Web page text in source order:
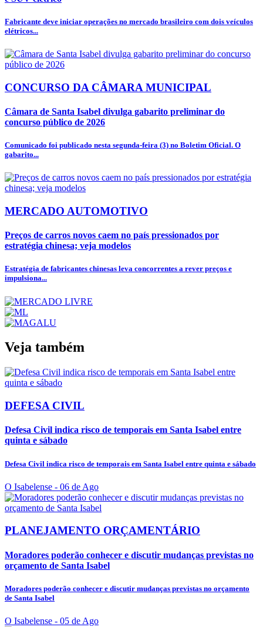
Fabricante deve iniciar operações no mercado brasileiro com dois veículos
elétricos...
CONCURSO DA CÂMARA MUNICIPAL
Câmara de Santa Isabel divulga gabarito preliminar do
concurso público de 2026
Comunicado foi publicado nesta segunda-feira (3) no Boletim Oficial. O
gabarito...
MERCADO AUTOMOTIVO
Preços de carros novos caem no país pressionados por
estratégia chinesa; veja modelos
Estratégia de fabricantes chinesas leva concorrentes a rever preços e
impulsiona...
Veja também
DEFESA CIVIL
Defesa Civil indica risco de temporais em Santa Isabel entre
quinta e sábado
Defesa Civil indica risco de temporais em Santa Isabel entre quinta e sábado
O Isabelense - 06 de Ago
PLANEJAMENTO ORÇAMENTÁRIO
Moradores poderão conhecer e discutir mudanças previstas no
orçamento de Santa Isabel
Moradores poderão conhecer e discutir mudanças previstas no orçamento
de Santa Isabel
O Isabelense - 05 de Ago